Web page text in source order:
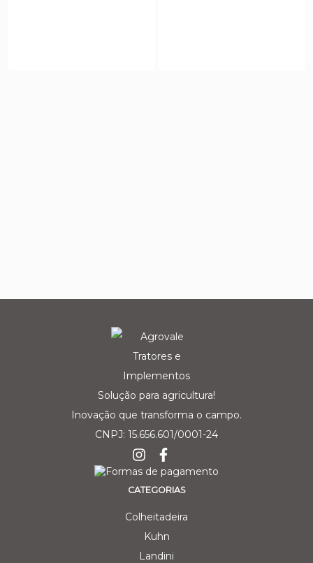
Solução para agricultura!
Inovação que transforma o campo.
CNPJ: 15.656.601/0001-24
CATEGORIAS
Colheitadeira
Kuhn
Landini